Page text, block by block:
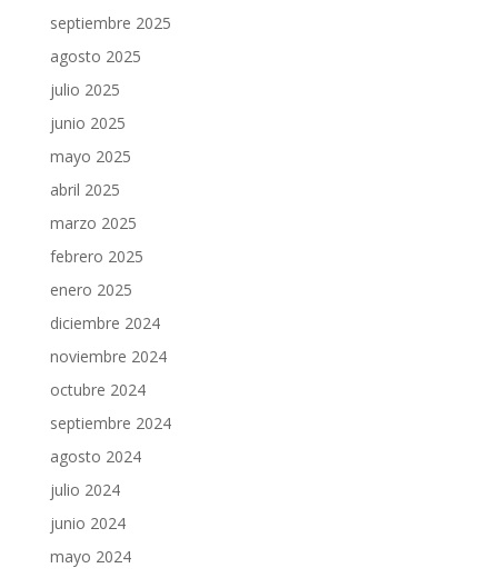
septiembre 2025
agosto 2025
julio 2025
junio 2025
mayo 2025
abril 2025
marzo 2025
febrero 2025
enero 2025
diciembre 2024
noviembre 2024
octubre 2024
septiembre 2024
agosto 2024
julio 2024
junio 2024
mayo 2024